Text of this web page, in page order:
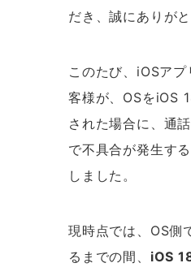
だき、誠にありが
このたび、iOSア
客様が、OSをiOS
された場合に、通
で不具合が発生す
しました。
現時点では、OS側
るまでの間、 iOS